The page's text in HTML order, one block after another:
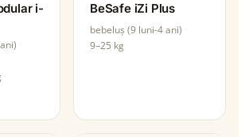
i-
BeSafe iZi Plus
bebeluș (9 luni-4 ani)
9–25 kg